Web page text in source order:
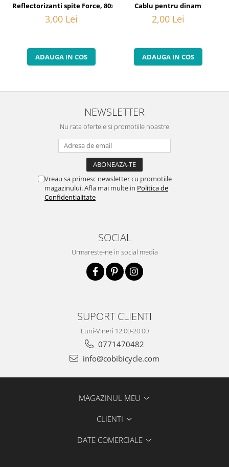
Reflectorizanti spite Force, 80x40 mm, orange
3,00 Lei
ADAUGA IN COS
Cablu pentru dinam
2,00 Lei
ADAUGA IN COS
NEWSLETTER
Nu rata ofertele si promotiile noastre
Vreau sa primesc newsletter cu promotiile
magazinului. Afla mai multe in Politica de
Confidentialitate
SOCIAL
Urmareste-ne in social media
SUPORT CLIENTI
Luni-Vineri 12:00-20:00
0771470482
info@cobibicycle.com
MAGAZINUL MEU
CLIENTI
DATE COMERCIALE